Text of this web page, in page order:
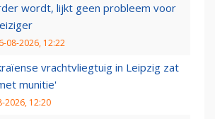
wordt, lijkt geen probleem voor
08-2026, 12:22
vrachtvliegtuig in Leipzig zat
munitie'
2026, 12:20